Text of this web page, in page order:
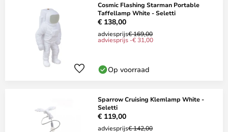
Cosmic Flashing Starman Portable
Taffellamp White - Seletti
€ 138,00
adviesprijs€ 169,00
adviesprijs -€ 31,00
Op voorraad
Sparrow Cruising Klemlamp White -
Seletti
€ 119,00
adviesprijs€ 142,00